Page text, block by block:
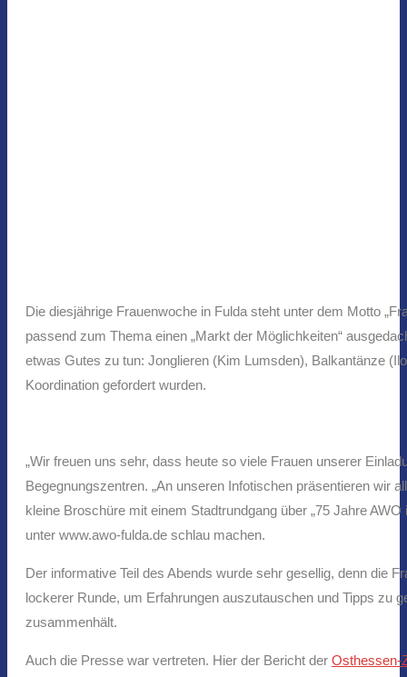
Die diesjährige Frauenwoche in Fulda steht unter dem Motto
passend zum Thema einen „Markt der Möglichkeiten“
etwas Gutes zu tun: Jonglieren (Kim Lumsden), Balkantänze
Koordination gefordert wurden.
„Wir freuen uns sehr, dass heute so viele Frauen unserer
Begegnungszentren. „An unseren Infotischen präsentieren wir
kleine Broschüre mit einem Stadtrundgang über „75 Jahre
unter www.awo-fulda.de schlau machen.
Der informative Teil des Abends wurde sehr gesellig, denn die
lockerer Runde, um Erfahrungen auszutauschen und Tipps zu
zusammenhält.
Auch die Presse war vertreten. Hier der Bericht der Osthessen-